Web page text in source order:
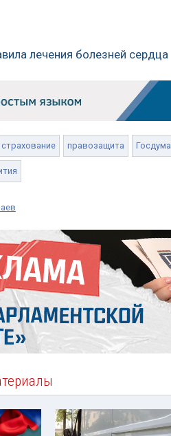
лечения болезней сердца
страхование правозащита Госдума